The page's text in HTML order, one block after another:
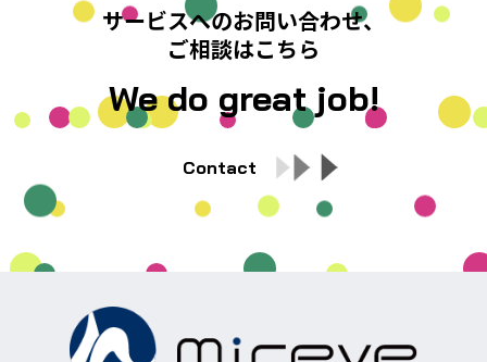
サービスへのお問い合わせ、
ご相談はこちら
We do great job!
Contact